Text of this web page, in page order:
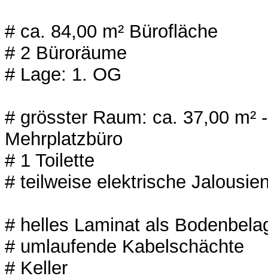
# ca. 84,00 m² Bürofläche
# 2 Büroräume
# Lage: 1. OG
# grösster Raum: ca. 37,00 m²
Mehrplatzbüro
# 1 Toilette
# teilweise elektrische
# helles Laminat als
# umlaufende Kabelschächte
# Keller